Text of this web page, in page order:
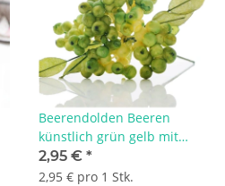
Beerendolden Beeren
künstlich grün gelb mit
2,95 € *
2,95 € pro 1 Stk.